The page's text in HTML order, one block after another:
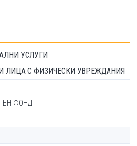
УСЛУГИ
ЛИЦА С ФИЗИЧЕСКИ УВРЕЖДАНИЯ
ФОНД